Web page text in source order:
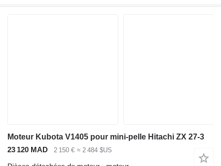
Moteur Kubota V1405 pour mini-pelle Hitachi ZX 27-3
23 120 MAD
2 150 € ≈ 2 484 $US